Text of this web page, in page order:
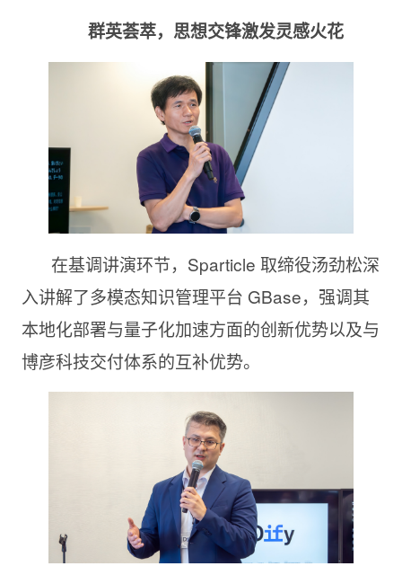
群英荟萃，思想交锋激发灵感火花
在基调讲演环节，Sparticle 取缔役汤劲松深
入讲解了多模态知识管理平台 GBase，强调其
本地化部署与量子化加速方面的创新优势以及与
博彦科技交付体系的互补优势。